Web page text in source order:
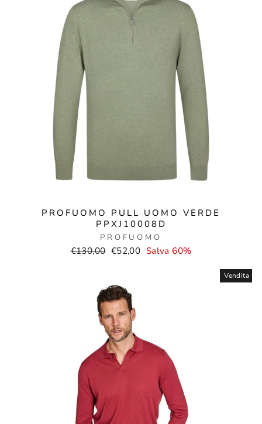
PROFUOMO PULL UOMO VERDE
PPXJ10008D
PROFUOMO
Prezzo
€130,00 Prezzo
€52,00 Salva 60%
Vendita